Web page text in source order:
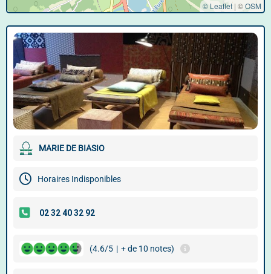
© Leaflet | ©OSM
MARIE DE BIASIO
Horaires Indisponibles
(4.6/5 | + de 10 notes)